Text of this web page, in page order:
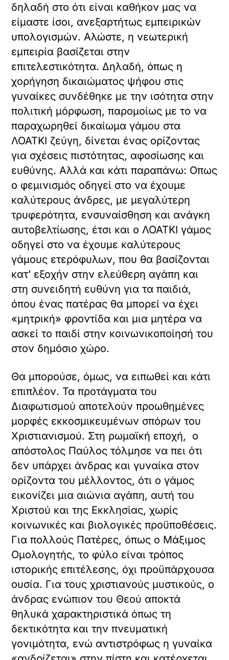
δηλαδή στο ότι είναι καθήκον μας να
είμαστε ίσοι, ανεξαρτήτως εμπειρικών
υπολογισμών. Αλώστε, η νεωτερική
εμπειρία βασίζεται στην
επιτελεστικότητα. Δηλαδή, όπως η
χορήγηση δικαιώματος ψήφου στις
γυναίκες συνδέθηκε με την ισότητα στην
πολιτική μόρφωση, παρομοίως με το να
παραχωρηθεί δικαίωμα γάμου στα
ΛΟΑΤΚΙ ζεύγη, δίνεται ένας ορίζοντας
για σχέσεις πιστότητας, αφοσίωσης και
ευθύνης. Αλλά και κάτι παραπάνω: Οπως
ο φεμινισμός οδηγεί στο να έχουμε
καλύτερους άνδρες, με μεγαλύτερη
τρυφερότητα, ενσυναίσθηση και ανάγκη
αυτοβελτίωσης, έτσι και ο ΛΟΑΤΚΙ γάμος
οδηγεί στο να έχουμε καλύτερους
γάμους ετερόφυλων, που θα βασίζονται
κατ’ εξοχήν στην ελεύθερη αγάπη και
στη συνειδητή ευθύνη για τα παιδιά,
όπου ένας πατέρας θα μπορεί να έχει
«μητρική» φροντίδα και μια μητέρα να
ασκεί το παιδί στην κοινωνικοποίησή του
στον δημόσιο χώρο.
Θα μπορούσε, όμως, να ειπωθεί και κάτι
επιπλέον. Τα προτάγματα του
Διαφωτισμού αποτελούν προωθημένες
μορφές εκκοσμικευμένων σπόρων του
Χριστιανισμού. Στη ρωμαϊκή εποχή, ο
απόστολος Παύλος τόλμησε να πει ότι
δεν υπάρχει άνδρας και γυναίκα στον
ορίζοντα του μέλλοντος, ότι ο γάμος
εικονίζει μια αιώνια αγάπη, αυτή του
Χριστού και της Εκκλησίας, χωρίς
κοινωνικές και βιολογικές προϋποθέσεις.
Για πολλούς Πατέρες, όπως ο Μάξιμος
Ομολογητής, το φύλο είναι τρόπος
ιστορικής επιτέλεσης, όχι προϋπάρχουσα
ουσία. Για τους χριστιανούς μυστικούς, ο
άνδρας ενώπιον του Θεού αποκτά
θηλυκά χαρακτηριστικά όπως τη
δεκτικότητα και την πνευματική
γονιμότητα, ενώ αντιστρόφως η γυναίκα